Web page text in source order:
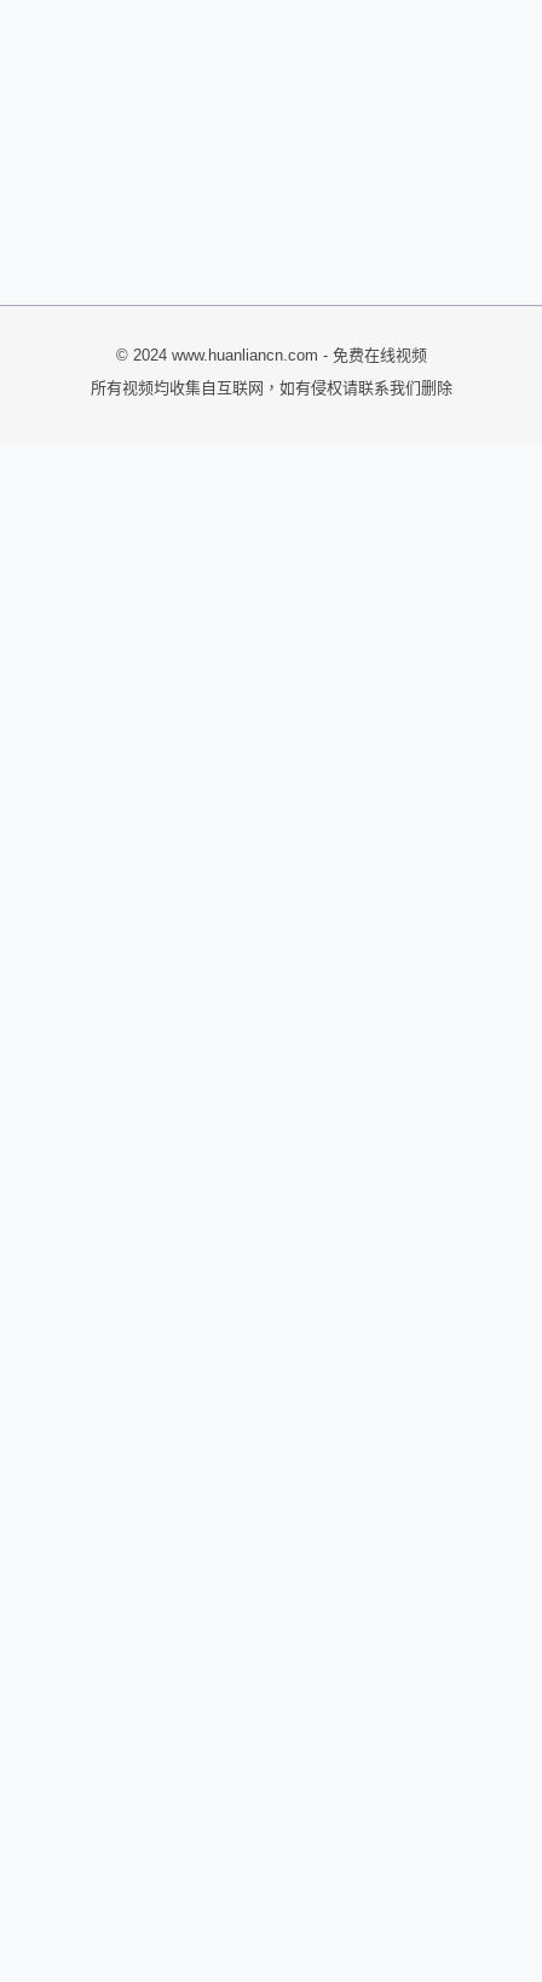
© 2024 www.huanliancn.com - 免费在线视频
所有视频均收集自互联网，如有侵权请联系我们删除